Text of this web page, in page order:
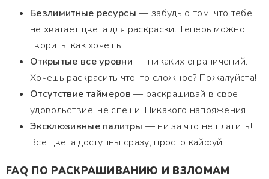
Безлимитные ресурсы — забудь о том, что тебе
не хватает цвета для раскраски. Теперь можно
творить, как хочешь!
Открытые все уровни — никаких ограничений.
Хочешь раскрасить что-то сложное? Пожалуйста!
Отсутствие таймеров — раскрашивай в свое
удовольствие, не спеши! Никакого напряжения.
Эксклюзивные палитры — ни за что не платить!
Все цвета доступны сразу, просто кайфуй.
FAQ ПО РАСКРАШИВАНИЮ И ВЗЛОМАМ